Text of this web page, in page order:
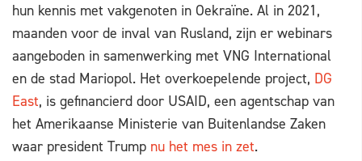
hun kennis met vakgenoten in Oekraïne. Al in 2021,
maanden voor de inval van Rusland, zijn er webinars
aangeboden in samenwerking met VNG International
en de stad Mariopol. Het overkoepelende project, DG
East, is gefinancierd door USAID, een agentschap van
het Amerikaanse Ministerie van Buitenlandse Zaken
waar president Trump nu het mes in zet.